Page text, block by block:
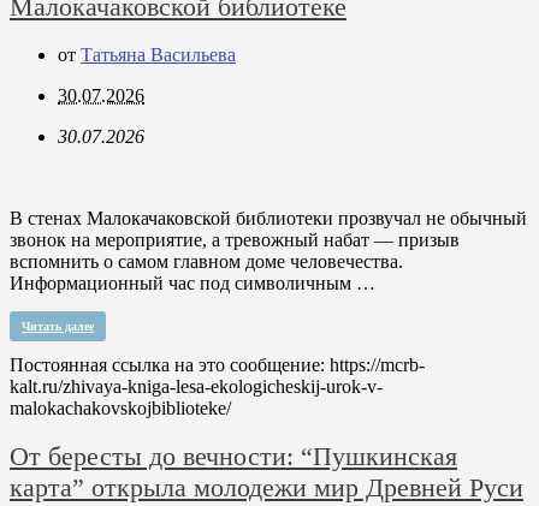
Малокачаковской библиотеке
от Татьяна Васильева
30.07.2026
30.07.2026
В стенах Малокачаковской библиотеки прозвучал не обычный
звонок на мероприятие, а тревожный набат — призыв
вспомнить о самом главном доме человечества.
Информационный час под символичным …
Читать далее
Постоянная ссылка на это сообщение: https://mcrb-
kalt.ru/zhivaya-kniga-lesa-ekologicheskij-urok-v-
malokachakovskojbiblioteke/
От бересты до вечности: “Пушкинская
карта” открыла молодежи мир Древней Руси